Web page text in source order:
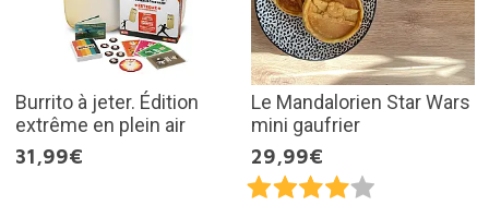
Burrito à jeter. Édition
extrême en plein air
31,99€
Le Mandalorien Star Wars
mini gaufrier
29,99€